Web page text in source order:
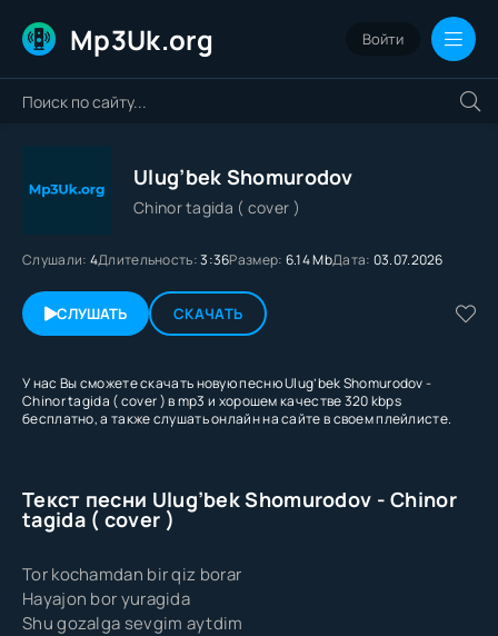
Mp3Uk.org Войти
Ulug’bek Shomurodov
Chinor tagida ( cover )
Слушали: 4Длительность:3:36Размер: 6.14 MbДата: 03.07.2026
СЛУШАТЬ СКАЧАТЬ
У нас Вы сможете скачать новую песню Ulug’bek Shomurodov -
Chinor tagida ( cover ) в mp3 и хорошем качестве 320 kbps
бесплатно, а также слушать онлайн на сайте в своем плейлисте.
Текст песни Ulug’bek Shomurodov - Chinor
tagida ( cover )
Tor kochamdan bir qiz borar
Hayajon bor yuragida
Shu gozalga sevgim aytdim